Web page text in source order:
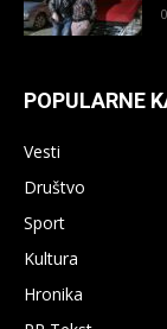
POPULARNE
Vesti
Društvo
Sport
Kultura
Hronika